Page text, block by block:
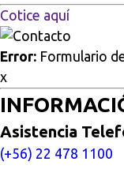
Cotice aquí
Error: Formulario
x
Asistencia
(+56) 22 478 1100